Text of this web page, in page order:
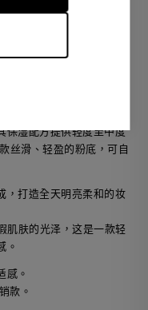
提供完美的光泽和容光
喜爱，不含油分，采用
品，将高冲击力颜料与
保湿配方提供轻度至中度
丝滑、轻盈的粉底，可自
，打造全天明亮柔和的妆
肌肤的光泽，这是一款轻
。
感。
款。